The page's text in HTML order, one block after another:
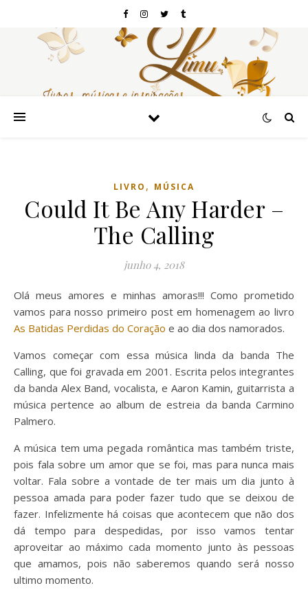
LIVRO , MÚSICA
Could It Be Any Harder –
The Calling
junho 4, 2018
Olá meus amores e minhas amoras!!! Como prometido
vamos para nosso primeiro post em homenagem ao livro
As Batidas Perdidas do Coração e ao dia dos namorados.
Vamos começar com essa música linda da banda The
Calling, que foi gravada em 2001. Escrita pelos integrantes
da banda Alex Band, vocalista, e Aaron Kamin, guitarrista a
música pertence ao album de estreia da banda Carmino
Palmero.
A música tem uma pegada romântica mas também triste,
pois fala sobre um amor que se foi, mas para nunca mais
voltar. Fala sobre a vontade de ter mais um dia junto à
pessoa amada para poder fazer tudo que se deixou de
fazer. Infelizmente há coisas que acontecem que não dos
dá tempo para despedidas, por isso vamos tentar
aproveitar ao máximo cada momento junto às pessoas
que amamos, pois não saberemos quando será nosso
ultimo momento.